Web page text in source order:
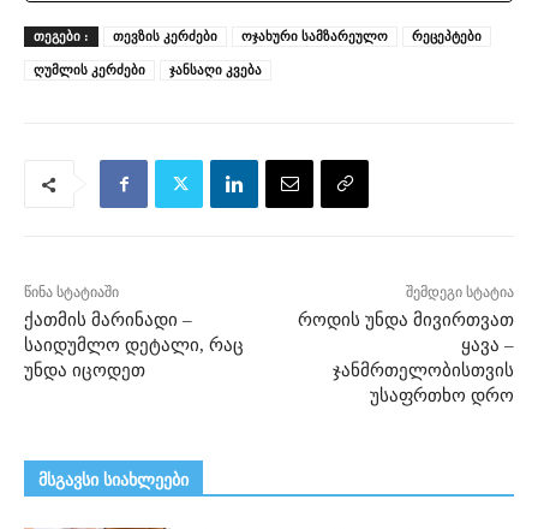
ᲗᲔᲒᲔᲑᲘ : თევზის კერძები ოჯახური სამზარეულო რეცეპტები
ღუმლის კერძები ჯანსაღი კვება
წინა სტატიაში
ქათმის მარინადი –
საიდუმლო დეტალი, რაც
უნდა იცოდეთ
შემდეგი სტატია
როდის უნდა მივირთვათ
ყავა –
ჯანმრთელობისთვის
უსაფრთხო დრო
მსგავსი სიახლეები